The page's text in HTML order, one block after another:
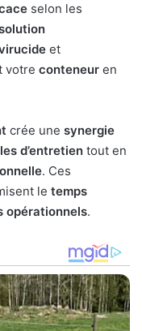
selon les
et
votre conteneur en
crée une synergie
d’entretien tout en
. Ces
le temps
opérationnels.